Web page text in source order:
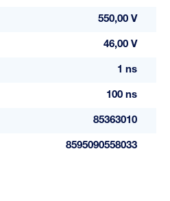
550,00 V
46,00 V
1 ns
100 ns
85363010
8595090558033